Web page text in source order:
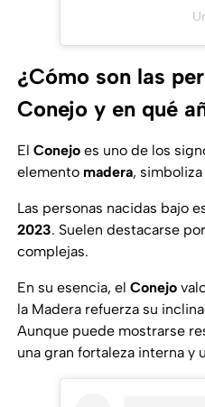
¿Cómo son las
Conejo y en qué
El Conejo es uno de los
elemento madera,
Las personas nacidas bajo
2023. Suelen destacarse
complejas.
En su esencia, el Conejo
la Madera refuerza su
Aunque puede mostrarse
una gran fortaleza interna y